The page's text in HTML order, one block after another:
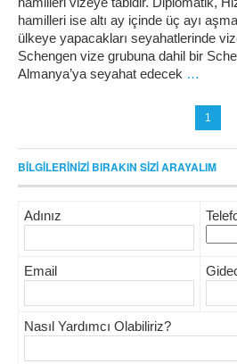
hamilleri ise altı ay içinde üç ayı
ülkeye yapacakları seyahatlerinde
Schengen vize grubuna dahil bir
Almanya’ya seyahat edecek …
1
BİLGİLERİNİZİ BIRAKIN SİZİ ARAYALIM
Adınız
Email
Nasıl Yardımcı Olabiliriz?